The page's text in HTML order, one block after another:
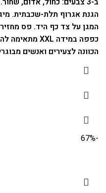
הגנת אגרוף תלת-שכבתית.
המגן על צד כף היד. פס
הכוונה לצעירים ואנשים
-67%